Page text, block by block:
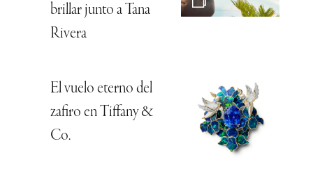
brillar junto a Tana
Rivera
El vuelo eterno del
zafiro en Tiffany &
Co.